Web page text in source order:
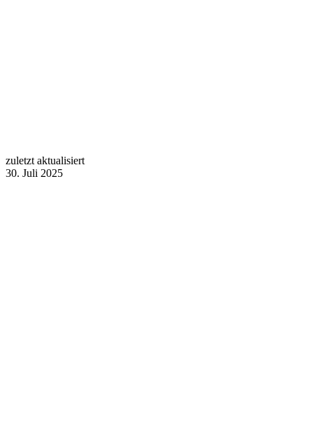
zuletzt aktualisiert
30. Juli 2025